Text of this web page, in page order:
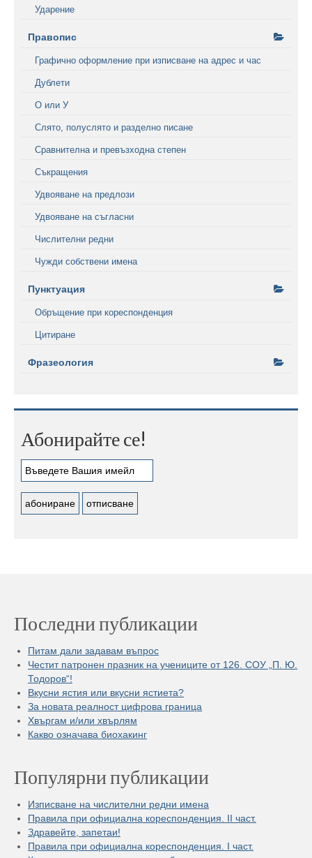
Ударение
Правопис
Графично оформление при изписване на адрес и час
Дублети
О или У
Слято, полуслято и разделно писане
Сравнителна и превъзходна степен
Съкращения
Удвояване на предлози
Удвояване на съгласни
Числителни редни
Чужди собствени имена
Пунктуация
Обръщение при кореспонденция
Цитиране
Фразеология
Абонирайте се!
Последни публикации
Питам дали задавам въпрос
Честит патронен празник на учениците от 126. СОУ „П. Ю.
Тодоров“!
Вкусни ястия или вкусни ястиета?
За новата реалност цифрова граница
Хвъргам и/или хвърлям
Какво означава биохакинг
Популярни публикации
Изписване на числителни редни имена
Правила при официална кореспонденция. II част.
Здравейте, запетаи!
Правила при официална кореспонденция. I част.